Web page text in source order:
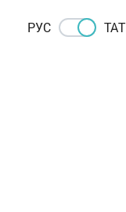
РУС ТАТ